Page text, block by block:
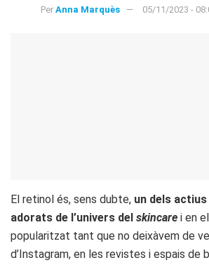
Per Anna Marquès 05/11/2023 -
El retinol és, sens dubte, un dels
adorats de l’univers del skincare i en
popularitzat tant que no deixàvem de
d’Instagram, en les revistes i espais de